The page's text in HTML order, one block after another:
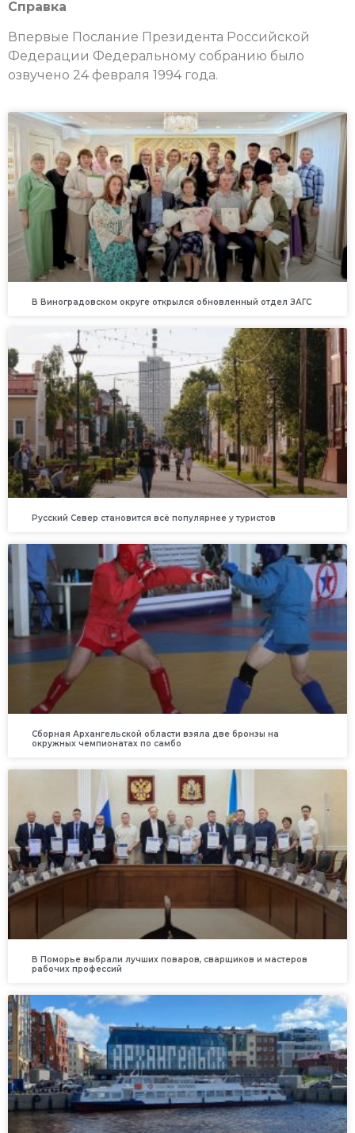
Справка
Впервые Послание Президента Российской
Федерации Федеральному собранию было
озвучено 24 февраля 1994 года.
В Виноградовском округе открылся обновленный отдел ЗАГС
Русский Север становится всё популярнее у туристов
Сборная Архангельской области взяла две бронзы на
окружных чемпионатах по самбо
В Поморье выбрали лучших поваров, сварщиков и мастеров
рабочих профессий